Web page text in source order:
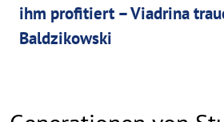
ihm profitiert – Viadrina
Baldzikowski